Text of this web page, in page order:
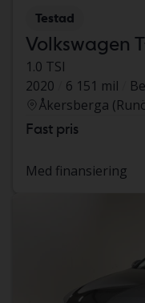
Testad
Volkswagen
1.0 TSI
2020
6 151 mil
Åkersberga
Fast pris
Med finansiering